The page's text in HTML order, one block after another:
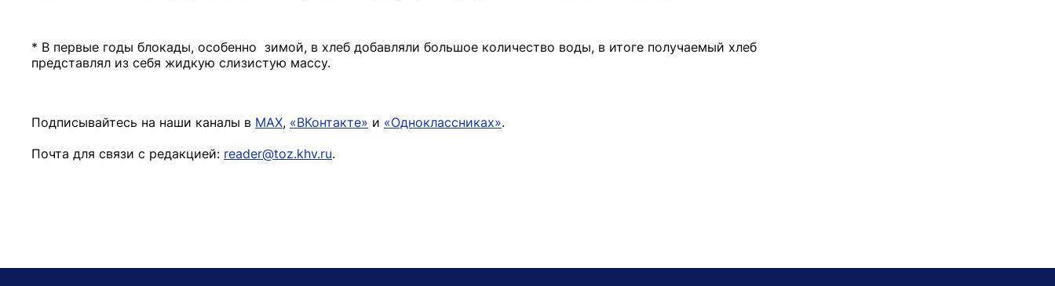
* В первые годы блокады, особенно зимой, в хлеб добавляли большое количество воды, в итоге получаемый хлеб
представлял из себя жидкую слизистую массу.
Подписывайтесь на наши каналы в MAX, «ВКонтакте» и «Одноклассниках».
Почта для связи с редакцией: reader@toz.khv.ru.